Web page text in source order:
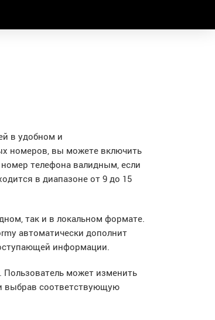
в удобном и
номеров, вы можете включить
телефона валидным, если
в диапазоне от 9 до 15
так и в локальном формате.
автоматически дополнит
информации.
Пользователь может изменить
выбрав соответствующую